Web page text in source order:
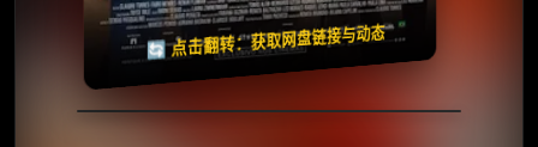
🔄 点击翻转：获取网盘链接与动态
失效请反馈
🧧️
天天领红包